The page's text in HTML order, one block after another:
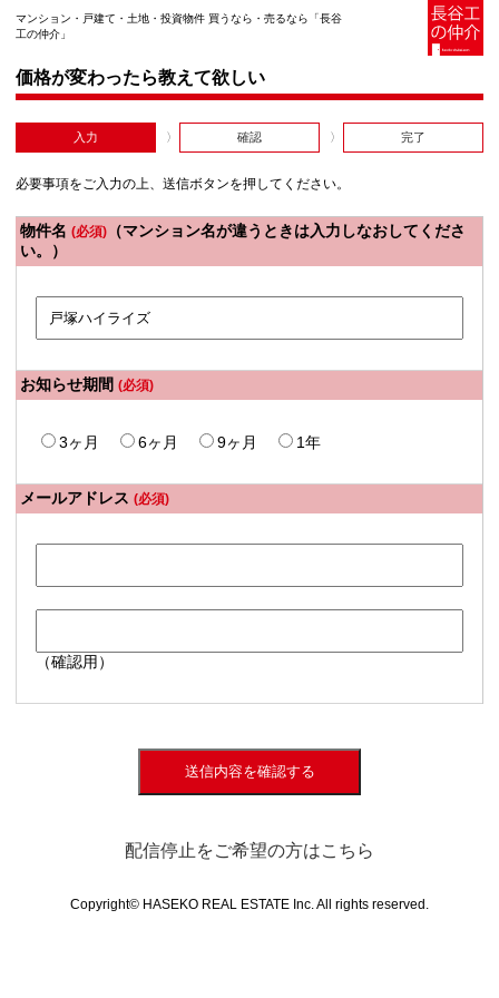
マンション・戸建て・土地・投資物件 買うなら・売るなら「長谷
工の仲介」
価格が変わったら教えて欲しい
入力 確認 完了
必要事項をご入力の上、送信ボタンを押してください。
物件名 (必須) （マンション名が違うときは入力しなおしてくださ
い。）
お知らせ期間 (必須)
3ヶ月 6ヶ月 9ヶ月 1年
メールアドレス (必須)
（確認用）
送信内容を確認する
配信停止をご希望の方はこちら
Copyright© HASEKO REAL ESTATE Inc. All rights reserved.